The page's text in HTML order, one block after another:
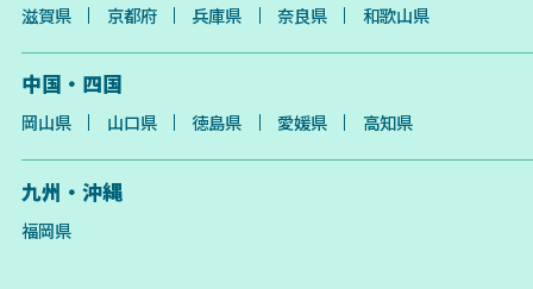
滋賀県 京都府 兵庫県 奈良県 和歌山県
中国・四国
岡山県 山口県 徳島県 愛媛県 高知県
九州・沖縄
福岡県